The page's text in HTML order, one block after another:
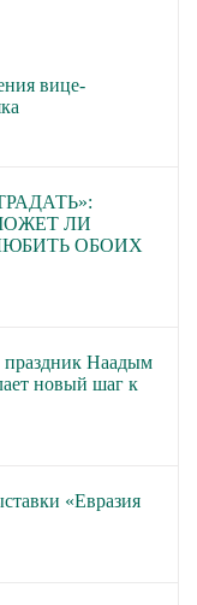
вице-
ЛИ
ОБОИХ
праздник Наадым
новый шаг к
«Евразия